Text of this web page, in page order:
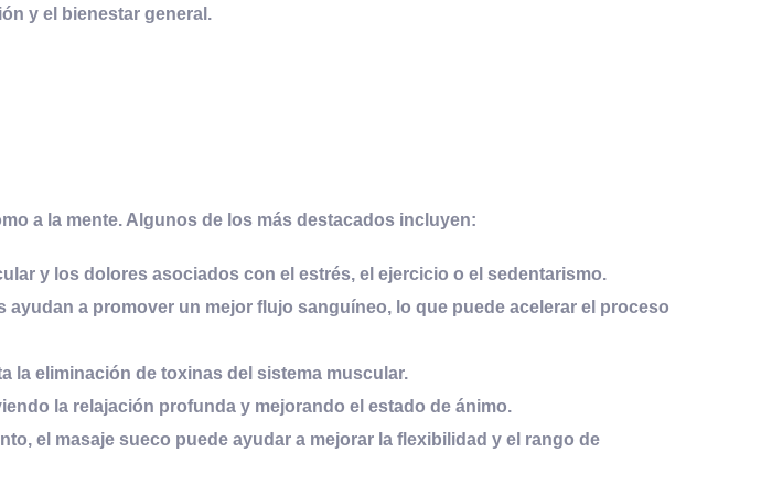
y el bienestar general.
a la mente. Algunos de los más destacados incluyen:
y los dolores asociados con el estrés, el ejercicio o el sedentarismo.
ayudan a promover un mejor flujo sanguíneo, lo que puede acelerar el proceso
la eliminación de toxinas del sistema muscular.
la relajación profunda y mejorando el estado de ánimo.
el masaje sueco puede ayudar a mejorar la flexibilidad y el rango de